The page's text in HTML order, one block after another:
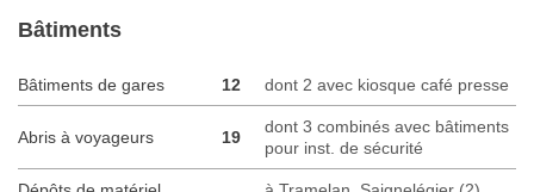
Bâtiments
Bâtiments de gares 12 dont 2 avec kiosque café presse
Abris à voyageurs 19
dont 3 combinés avec bâtiments
pour inst. de sécurité